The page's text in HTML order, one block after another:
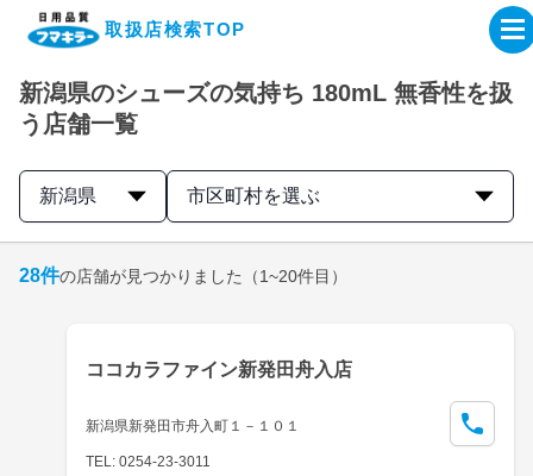
取扱店検索TOP
企業・IR情報サイト
製品情報サイト
取扱店検索はこちら
新潟県のシューズの気持ち 180mL 無香性を扱
う店舗一覧
新潟県 市区町村を選ぶ
28件の店舗が見つかりました （1~20件目）
ココカラファイン新発田舟入店
新潟県新発田市舟入町１－１０１
TEL: 0254-23-3011